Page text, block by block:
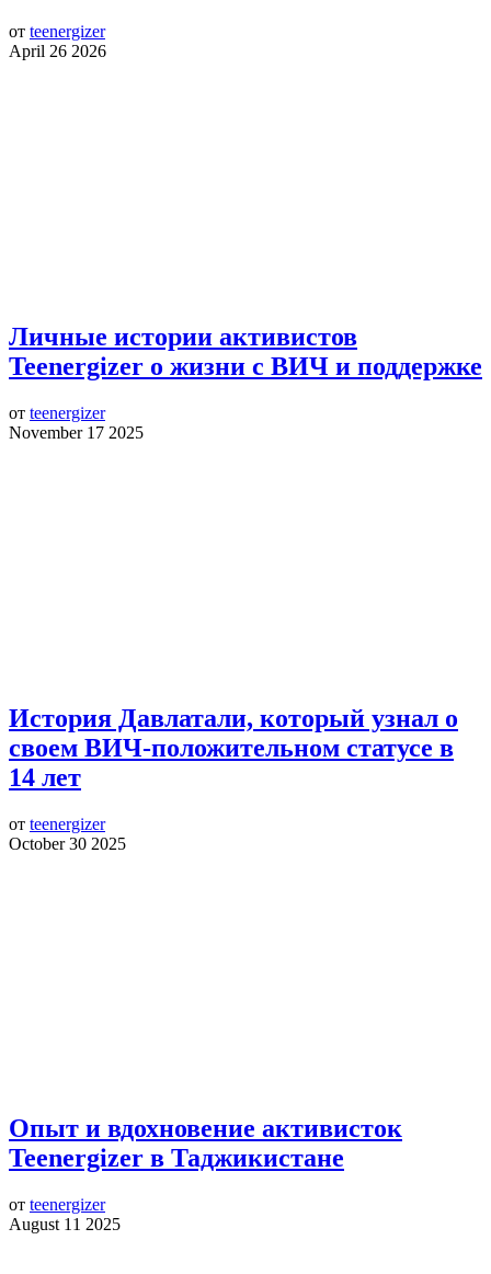
от teenergizer
April 26 2026
Личные истории активистов
Teenergizer о жизни с ВИЧ и поддержке
от teenergizer
November 17 2025
История Давлатали, который узнал о
своем ВИЧ-положительном статусе в
14 лет
от teenergizer
October 30 2025
Опыт и вдохновение активисток
Teenergizer в Таджикистане
от teenergizer
August 11 2025